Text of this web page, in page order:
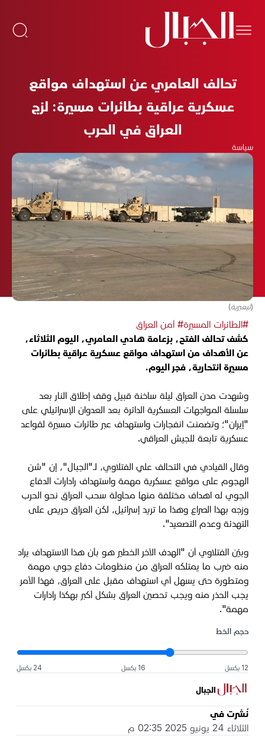
تحالف العامري عن استهداف مواقع
عسكرية عراقية بطائرات مسيرة: لزج
العراق في الحرب
سياسة
(تبعيرية)
#الطائرات المسيرة# أمن العراق
كشف تحالف الفتح، بزعامة هادي العامري، اليوم الثلاثاء،
عن الأهداف من استهداف مواقع عسكرية عراقية بطائرات
مسيرة انتحارية، فجر اليوم.
وشهدت مدن العراق ليلة ساخنة قبيل وقف إطلاق النار بعد
سلسلة المواجهات العسكرية الدائرة بعد العدوان الإسرائيلي على
"إيران"؛ وتضمنت انفجارات واستهداف عبر طائرات مسيرة لقواعد
عسكرية تابعة للجيش العراقي.
وقال القيادي في التحالف علي الفتلاوي، لـ"الجبال"، إن "شن
الهجوم على مواقع عسكرية مهمة واستهداف رادارات الدفاع
الجوي له اهداف مختلفة منها محاولة سحب العراق نحو الحرب
وزجه بهذا الصراع وهذا ما تريد إسرائيل، لكن العراق حريص على
التهدئة وعدم التصعيد".
وبيّن الفتلاوي أن "الهدف الآخر الخطير هو بأن هذا الاستهداف يراد
منه ضرب ما يمتلكه العراق من منظومات دفاع جوي مهمة
ومتطورة حتى يسهل أي استهداف مقبل على العراق، فهذا الأمر
يجب الحذر منه ويجب تحصين العراق بشكل أكبر بهكذا رادارات
مهمة".
حجم الخط
12 بكسل 16 بكسل 24 بكسل
الجبال
نُشرت في
الثلاثاء 24 يونيو 2025 02:35 م